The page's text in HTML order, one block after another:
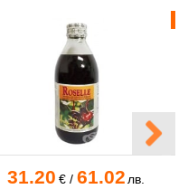
31.20 €/ 61.02 лв.